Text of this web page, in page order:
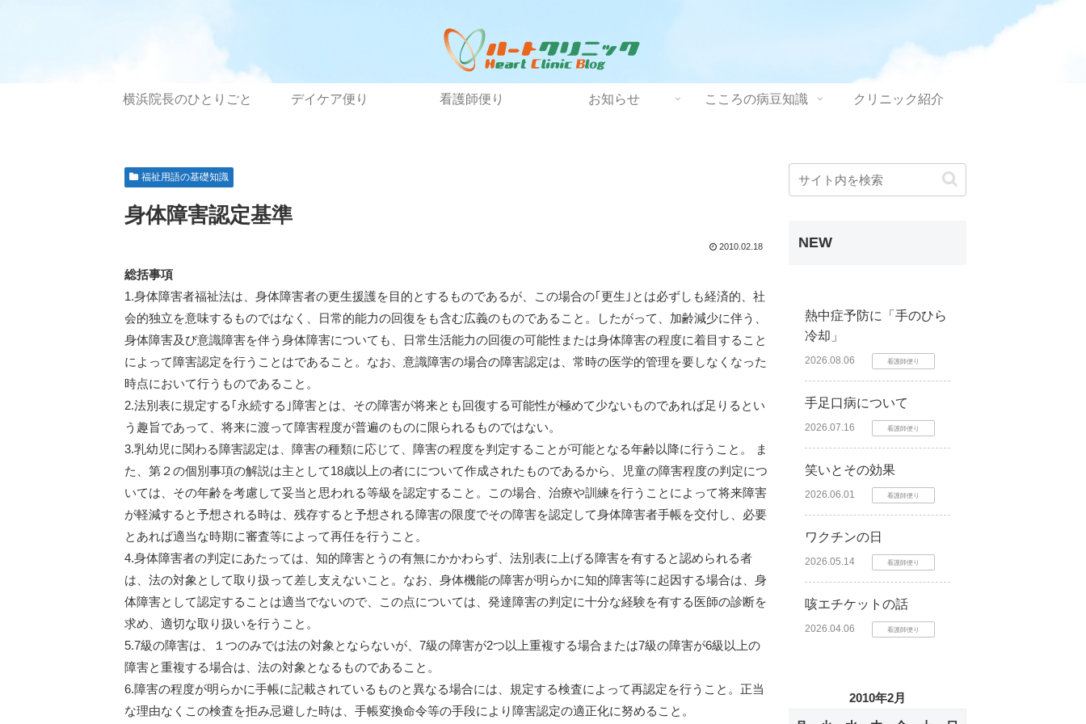
横浜院長のひとりごと デイケア便り 看護師便り お知らせ こころの病豆知識 クリニック紹介
福祉用語の基礎知識
身体障害認定基準
2010.02.18
総括事項
1.身体障害者福祉法は、身体障害者の更生援護を目的とするものであるが、この場合の｢更生｣とは必ずしも経済的、社
会的独立を意味するものではなく、日常的能力の回復をも含む広義のものであること。したがって、加齢減少に伴う、
身体障害及び意識障害を伴う身体障害についても、日常生活能力の回復の可能性または身体障害の程度に着目すること
によって障害認定を行うことはであること。なお、意識障害の場合の障害認定は、常時の医学的管理を要しなくなった
時点において行うものであること。
2.法別表に規定する｢永続する｣障害とは、その障害が将来とも回復する可能性が極めて少ないものであれば足りるとい
う趣旨であって、将来に渡って障害程度が普遍のものに限られるものではない。
3.乳幼児に関わる障害認定は、障害の種類に応じて、障害の程度を判定することが可能となる年齢以降に行うこと。 ま
た、第２の個別事項の解説は主として18歳以上の者にについて作成されたものであるから、児童の障害程度の判定につ
いては、その年齢を考慮して妥当と思われる等級を認定すること。この場合、治療や訓練を行うことによって将来障害
が軽減すると予想される時は、残存すると予想される障害の限度でその障害を認定して身体障害者手帳を交付し、必要
とあれば適当な時期に審査等によって再任を行うこと。
4.身体障害者の判定にあたっては、知的障害とうの有無にかかわらず、法別表に上げる障害を有すると認められる者
は、法の対象として取り扱って差し支えないこと。なお、身体機能の障害が明らかに知的障害等に起因する場合は、身
体障害として認定することは適当でないので、この点については、発達障害の判定に十分な経験を有する医師の診断を
求め、適切な取り扱いを行うこと。
5.7級の障害は、１つのみでは法の対象とならないが、7級の障害が2つ以上重複する場合または7級の障害が6級以上の
障害と重複する場合は、法の対象となるものであること。
6.障害の程度が明らかに手帳に記載されているものと異なる場合には、規定する検査によって再認定を行うこと。正当
な理由なくこの検査を拒み忌避した時は、手帳変換命令等の手段により障害認定の適正化に努めること。
NEW
熱中症予防に「手のひら
冷却」
2026.08.06 看護師便り
手足口病について
2026.07.16 看護師便り
笑いとその効果
2026.06.01 看護師便り
ワクチンの日
2026.05.14 看護師便り
咳エチケットの話
2026.04.06 看護師便り
2010年2月